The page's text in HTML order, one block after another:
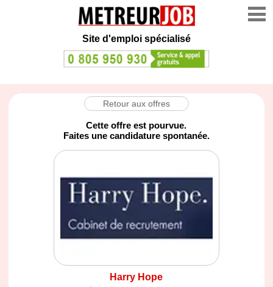
Site d'emploi spécialisé
Retour aux offres
Cette offre est pourvue.
Faites une candidature spontanée.
Harry Hope